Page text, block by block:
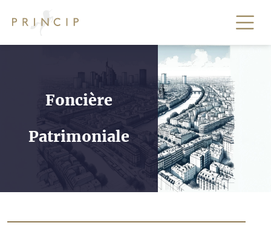
Foncière
Patrimoniale